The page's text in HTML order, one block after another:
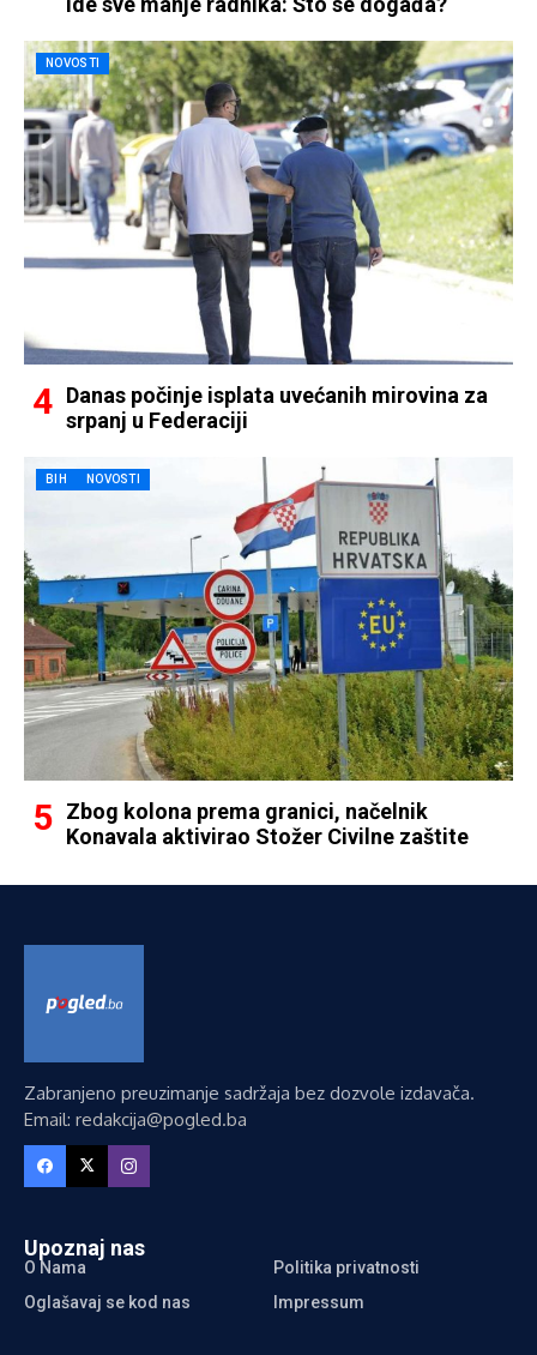
NOVOSTI
Danas počinje isplata uvećanih mirovina za
srpanj u Federaciji
BIH NOVOSTI
Zbog kolona prema granici, načelnik
Konavala aktivirao Stožer Civilne zaštite
Zabranjeno preuzimanje sadržaja bez dozvole izdavača.
Email: redakcija@pogled.ba
Upoznaj nas
O Nama
Politika privatnosti
Oglašavaj se kod nas
Impressum